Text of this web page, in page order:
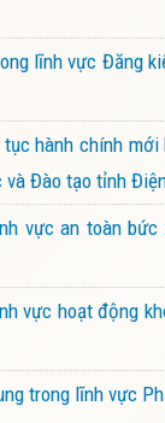
lĩnh vực Đăng
hành chính mới
và Đào tạo tỉnh
vực an toàn bức
vực hoạt động
trong lĩnh vực